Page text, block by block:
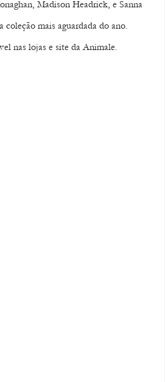
Madison Headrick, e Sanna
mais aguardada do ano.
nas lojas e site da Animale.